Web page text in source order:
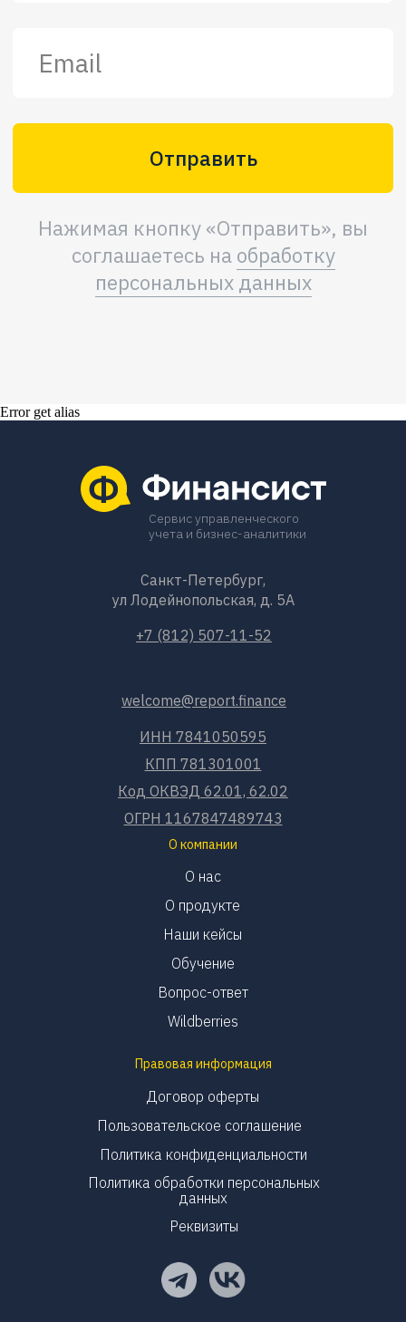
Error get alias
Сервис управленческого
учета и бизнес-аналитики
О компании
+7 (812) 507-11-52
Санкт-Петербург,
ул Лодейнопольская, д. 5А
welcome@report.finance
О нас
О продукте
Наши кейсы
Обучение
Вопрос-ответ
Правовая информация
Договор оферты
Пользовательское соглашение
Политика конфиденциальности
Политика обработки персональных
данных
Wildberries
ИНН 7841050595
Реквизиты
КПП 781301001
Код ОКВЭД 62.01, 62.02
ОГРН 1167847489743